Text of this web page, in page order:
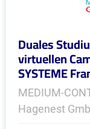
Duales
virtuellen
SYSTEME
MEDIUM-
Hagenest